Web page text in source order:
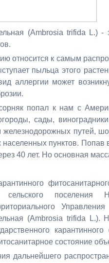
(Ambrоsia trifida L.)
относится к самым
пыльца этого
аллергии может
попал к нам с
сады,
путей,
населенных пунктов. Попав
40 лет. Но основная
сельского поселения
(Ambrоsia trifida L.).
состояние
дальнейшего